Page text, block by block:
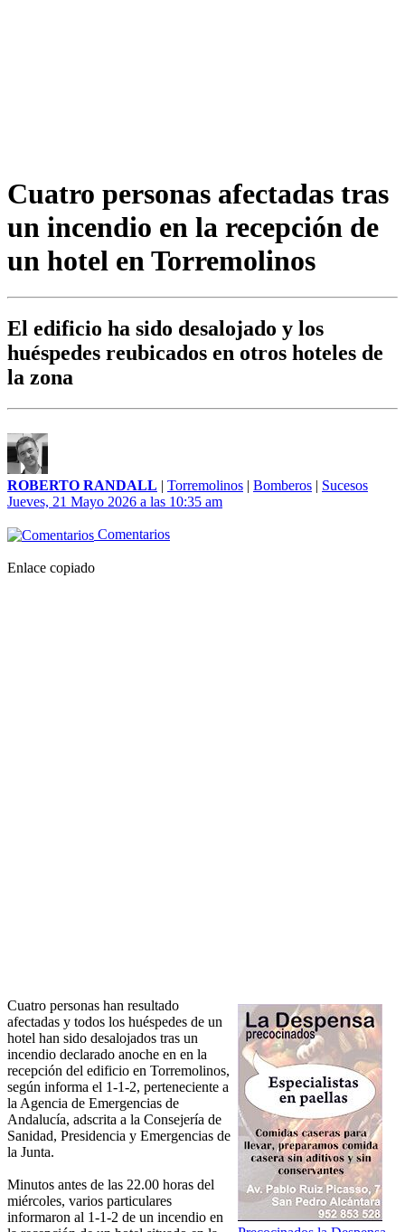
Cuatro personas afectadas tras
un incendio en la recepción de
un hotel en Torremolinos
El edificio ha sido desalojado y los
huéspedes reubicados en otros hoteles de
la zona
ROBERTO RANDALL | Torremolinos | Bomberos | Sucesos
Jueves, 21 Mayo 2026 a las 10:35 am
Comentarios
Enlace copiado
Cuatro personas han resultado
afectadas y todos los huéspedes de un
hotel han sido desalojados tras un
incendio declarado anoche en en la
recepción del edificio en Torremolinos,
según informa el 1-1-2, perteneciente a
la Agencia de Emergencias de
Andalucía, adscrita a la Consejería de
Sanidad, Presidencia y Emergencias de
la Junta.
Minutos antes de las 22.00 horas del
miércoles, varios particulares
informaron al 1-1-2 de un incendio en